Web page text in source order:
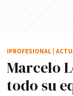
Marcelo
todo su
IPROFESIONAL